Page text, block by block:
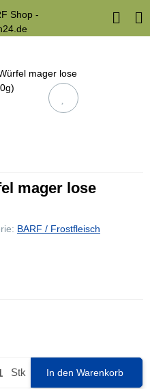
mager lose
BARF / Frostfleisch
Stk In den Warenkorb